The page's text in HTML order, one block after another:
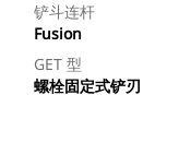
铲斗连杆
Fusion
GET 型
螺栓固定式铲刃